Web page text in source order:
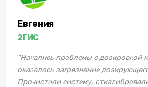
Евгения
2ГИС
"Начались проблемы с дозировкой
оказалось загрязнение
Прочистили систему,